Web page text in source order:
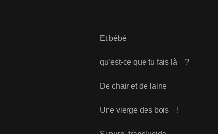
Et bébé
qu’est-ce que tu fais là ?
De chair et de laine
Une vierge des bois !